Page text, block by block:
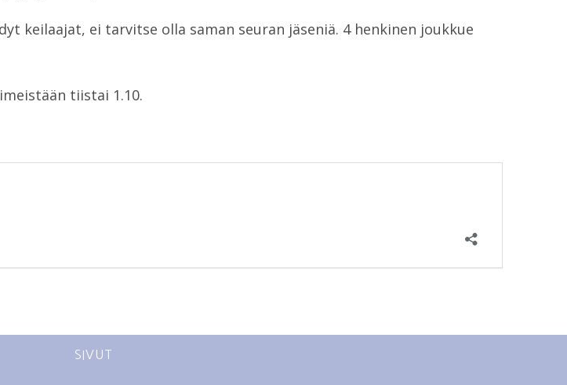
keilaajat, ei tarvitse olla saman seuran jäseniä. 4 henkinen joukkue
tiistai 1.10.
SIVUT